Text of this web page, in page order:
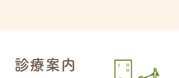
診療案内